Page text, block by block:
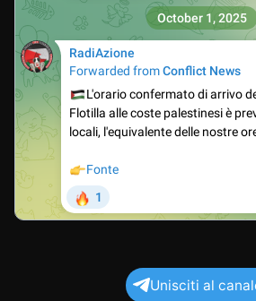
Unisciti al